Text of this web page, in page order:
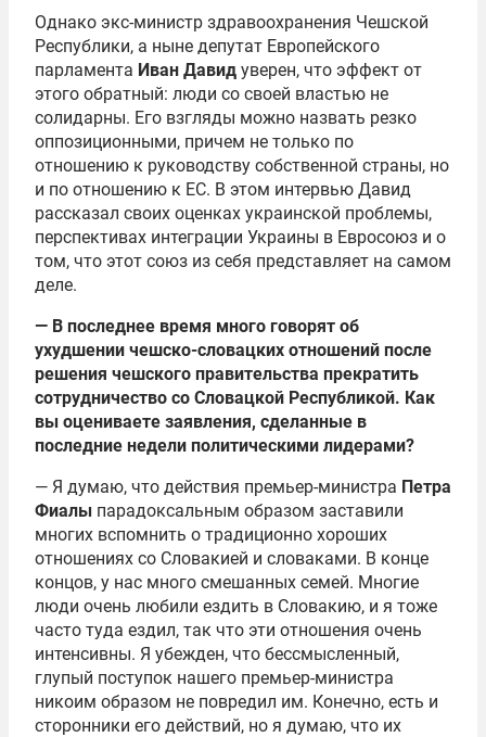
Однако экс-министр здравоохранения Чешской
Республики, а ныне депутат Европейского
парламента Иван Давид уверен, что эффект от
этого обратный: люди со своей властью не
солидарны. Его взгляды можно назвать резко
оппозиционными, причем не только по
отношению к руководству собственной страны, но
и по отношению к ЕС. В этом интервью Давид
рассказал своих оценках украинской проблемы,
перспективах интеграции Украины в Евросоюз и о
том, что этот союз из себя представляет на самом
деле.
— В последнее время много говорят об
ухудшении чешско-словацких отношений после
решения чешского правительства прекратить
сотрудничество со Словацкой Республикой. Как
вы оцениваете заявления, сделанные в
последние недели политическими лидерами?
— Я думаю, что действия премьер-министра Петра
Фиалы парадоксальным образом заставили
многих вспомнить о традиционно хороших
отношениях со Словакией и словаками. В конце
концов, у нас много смешанных семей. Многие
люди очень любили ездить в Словакию, и я тоже
часто туда ездил, так что эти отношения очень
интенсивны. Я убежден, что бессмысленный,
глупый поступок нашего премьер-министра
никоим образом не повредил им. Конечно, есть и
сторонники его действий, но я думаю, что их